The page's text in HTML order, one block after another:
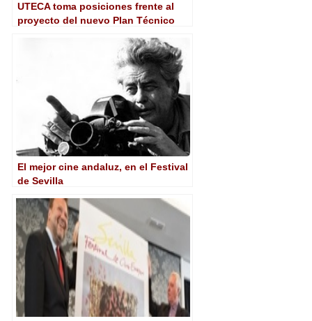
UTECA toma posiciones frente al
proyecto del nuevo Plan Técnico
El mejor cine andaluz, en el Festival
de Sevilla